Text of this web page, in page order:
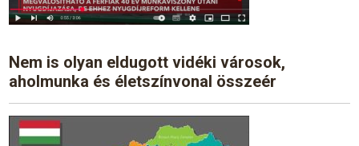
Nem is olyan eldugott vidéki városok,
aholmunka és életszínvonal összeér